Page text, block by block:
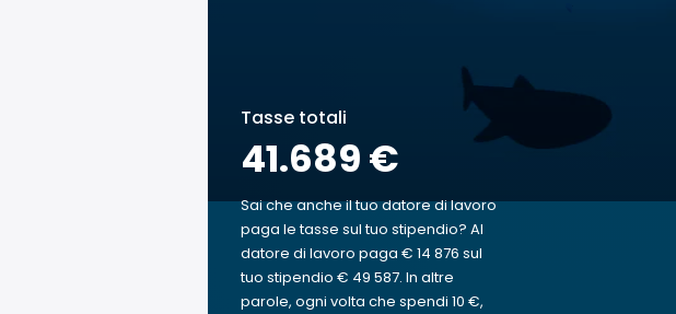
Tasse totali
41.689 €
Sai che anche il tuo datore di lavoro
paga le tasse sul tuo stipendio? Al
datore di lavoro paga € 14 876 sul
tuo stipendio € 49 587. In altre
parole, ogni volta che spendi 10 €,